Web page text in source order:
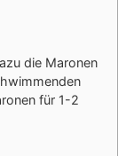
die Maronen
für 1-2